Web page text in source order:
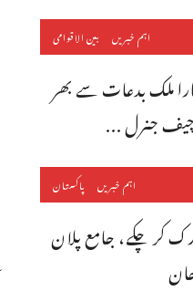
اہم خبریں بین الاقوامی
ملک بدعات سے بھر
چیف جنرل ...
اہم خبریں پاکستان
کر چکے، جامع پلان